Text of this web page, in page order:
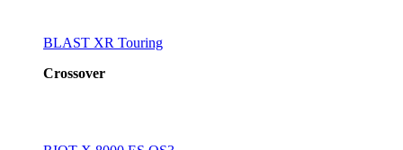
BLAST XR Touring
Crossover